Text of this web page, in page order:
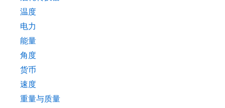
温度
电力
能量
角度
货币
速度
重量与质量